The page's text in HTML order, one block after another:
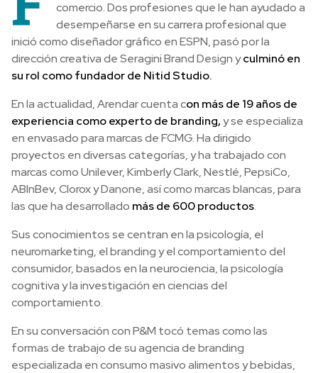
comercio. Dos profesiones que le han ayudado a
desempeñarse en su carrera profesional que
inició como diseñador gráfico en ESPN, pasó por la
dirección creativa de Seragini Brand Design yculminó en
su rol como fundador de Nitid Studio.
En la actualidad, Arendar cuenta con más de 19 años de
experiencia como experto de branding,y se especializa
en envasado para marcas de FCMG. Ha dirigido
proyectos en diversas categorías, y ha trabajado con
marcas como Unilever, Kimberly Clark, Nestlé, PepsiCo,
ABInBev, Clorox y Danone, así como marcas blancas, para
las que ha desarrollado más de 600 productos.
Sus conocimientos se centran en la psicología, el
neuromarketing, el branding y el comportamiento del
consumidor, basados en la neurociencia, la psicología
cognitiva y la investigación en ciencias del
comportamiento.
En su conversación con P&M tocó temas como las
formas de trabajo de su agencia de branding
especializada en consumo masivo alimentos y bebidas,